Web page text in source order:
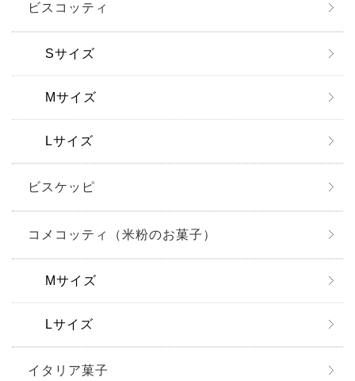
ビスコッティ
Sサイズ
Mサイズ
Lサイズ
ビスケッピ
コメコッティ（米粉のお菓子）
Mサイズ
Lサイズ
イタリア菓子